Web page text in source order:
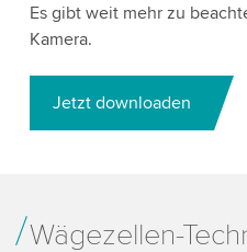
Es gibt weit mehr zu
Kamera.
Jetzt downloaden
Wägezellen-